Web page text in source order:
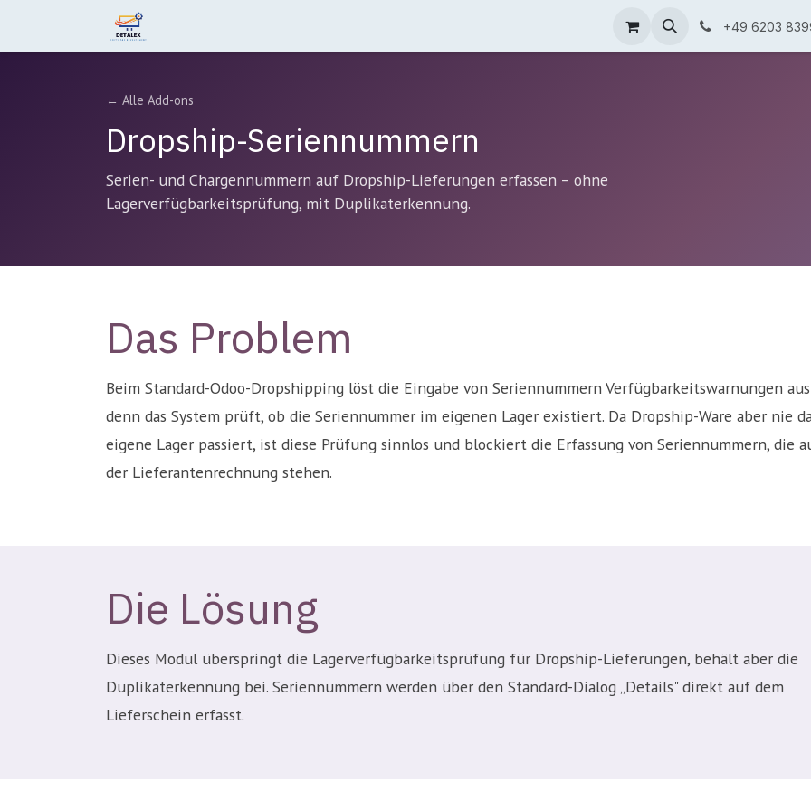
Zum Inhalt springen
Über uns +49 6203
← Alle Add-ons
Dropship-Seriennummern
Serien- und Chargennummern auf Dropship-Lieferungen erfassen – ohne
Lagerverfügbarkeitsprüfung, mit Duplikaterkennung.
Das Problem
Beim Standard-Odoo-Dropshipping löst die Eingabe von Seriennummern Verfügbarkeitswarnungen
denn das System prüft, ob die Seriennummer im eigenen Lager existiert. Da Dropship-Ware aber nie
eigene Lager passiert, ist diese Prüfung sinnlos und blockiert die Erfassung von Seriennummern, die
der Lieferantenrechnung stehen.
Die Lösung
Dieses Modul überspringt die Lagerverfügbarkeitsprüfung für Dropship-Lieferungen, behält aber die
Duplikaterkennung bei. Seriennummern werden über den Standard-Dialog „Details" direkt auf dem
Lieferschein erfasst.